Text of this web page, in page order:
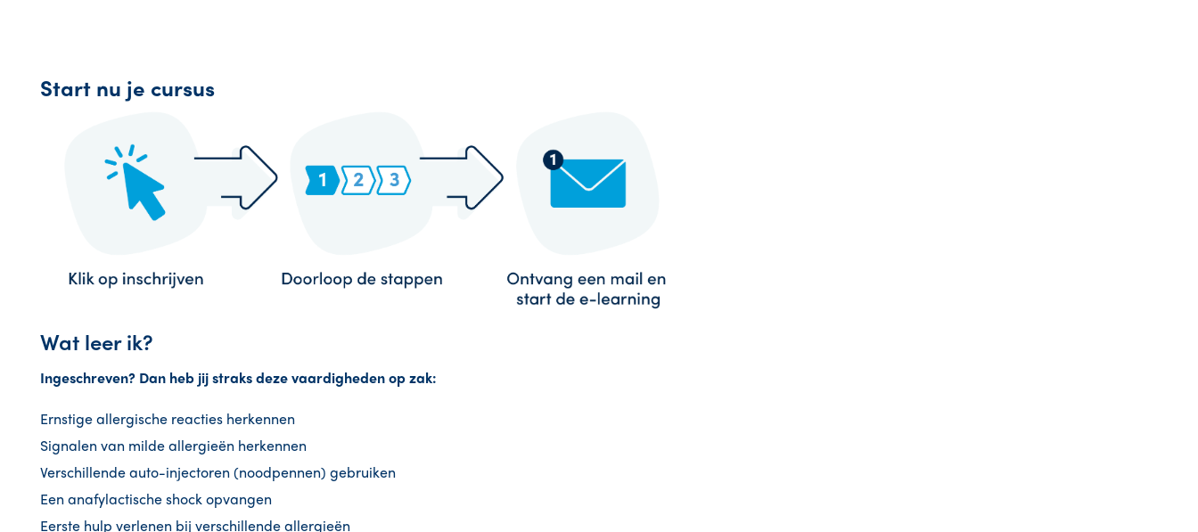
Start nu je cursus
Wat leer ik?
Ingeschreven? Dan heb jij straks deze vaardigheden op zak:
Ernstige allergische reacties herkennen
Signalen van milde allergieën herkennen
Verschillende auto-injectoren (noodpennen) gebruiken
Een anafylactische shock opvangen
Eerste hulp verlenen bij verschillende allergieën